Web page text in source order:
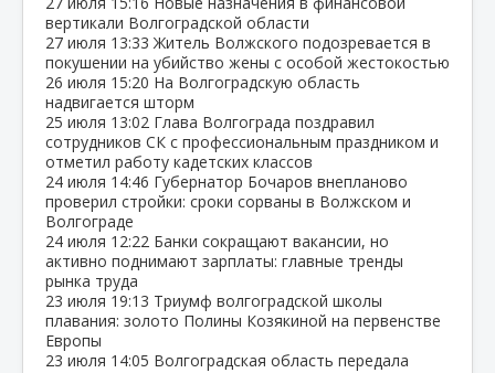
вертикали Волгоградской области
27 июля 13:33 Житель Волжского подозревается в
покушении на убийство жены с особой жестокостью
26 июля 15:20 На Волгоградскую область
надвигается шторм
25 июля 13:02 Глава Волгограда поздравил
сотрудников СК с профессиональным праздником и
отметил работу кадетских классов
24 июля 14:46 Губернатор Бочаров внепланово
проверил стройки: сроки сорваны в Волжском и
Волгограде
24 июля 12:22 Банки сокращают вакансии, но
активно поднимают зарплаты: главные тренды
рынка труда
23 июля 19:13 Триумф волгоградской школы
плавания: золото Полины Козякиной на первенстве
Европы
23 июля 14:05 Волгоградская область передала